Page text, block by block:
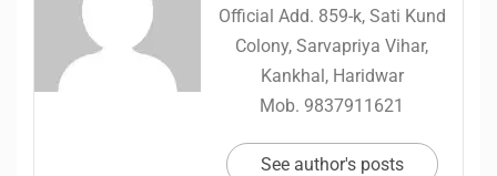
Official Add. 859-k, Sati Kund
Colony, Sarvapriya Vihar,
Kankhal, Haridwar
Mob. 9837911621
See author's posts